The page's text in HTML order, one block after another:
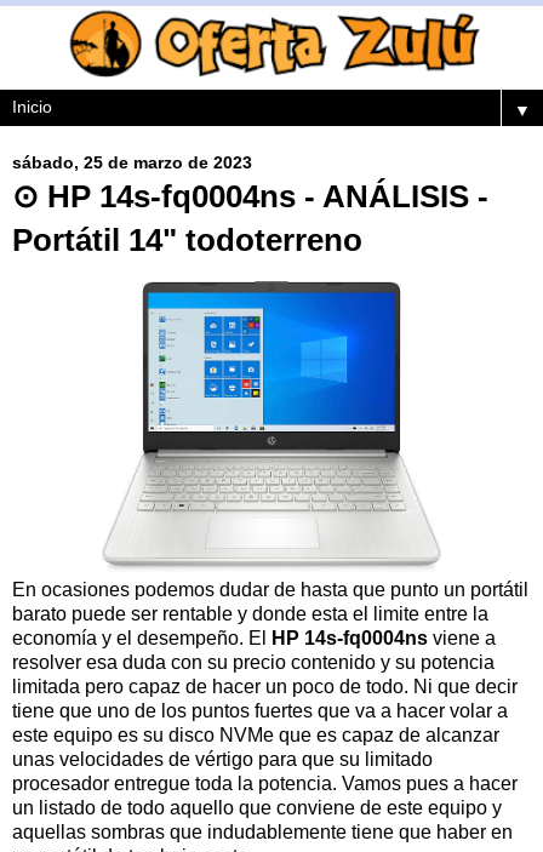
▼
sábado, 25 de marzo de 2023
⊙ HP 14s-fq0004ns - ANÁLISIS -
Portátil 14" todoterreno
En ocasiones podemos dudar de hasta que punto un portátil
barato puede ser rentable y donde esta el limite entre la
economía y el desempeño. El
HP 14s-fq0004ns viene a
resolver esa duda con su precio contenido y su potencia
limitada pero capaz de hacer un poco de todo. Ni que decir
tiene que uno de los puntos fuertes que va a hacer volar a
este equipo es su disco NVMe que es capaz de alcanzar
unas velocidades de vértigo para que su limitado
procesador entregue toda la potencia. Vamos pues a hacer
un listado de todo aquello que conviene de este equipo y
aquellas sombras que indudablemente tiene que haber en